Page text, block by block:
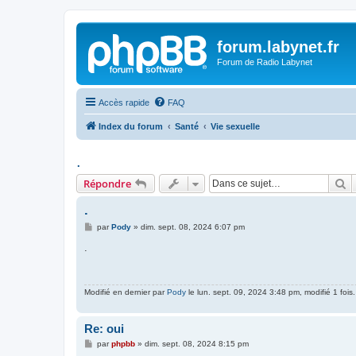
forum.labynet.fr
Forum de Radio Labynet
Accès rapide FAQ
Index du forum Santé Vie sexuelle
.
Répondre
.
M
e
parPody» dim. sept. 08, 2024 6:07 pm
Modifié en dernier parPody le lun. sept. 09, 2024 3:48 pm, modifié 1 fois.
Re: oui
Mparphpbb» dim. sept. 08, 2024 8:15 pm